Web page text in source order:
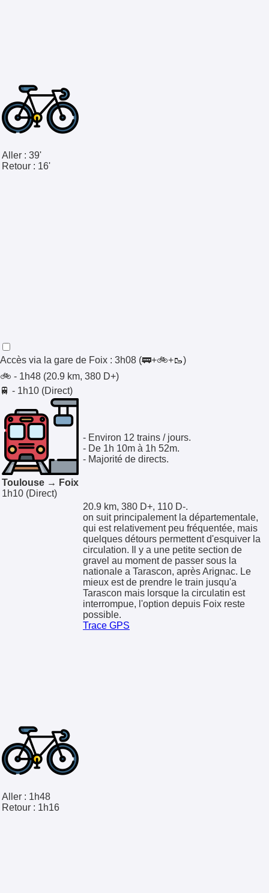
Aller : 39'
Retour : 16'
Accès via la gare de Foix : 3h08 (🚃+🚲+🥾)
🚲 - 1h48 (20.9 km, 380 D+)
🚆 - 1h10 (Direct)
Toulouse → Foix
1h10 (Direct)
- Environ 12 trains / jours.
- De 1h 10m à 1h 52m.
- Majorité de directs.
Aller : 1h48
Retour : 1h16
20.9 km, 380 D+, 110 D-.
on suit principalement la départementale,
qui est relativement peu fréquentée, mais
quelques détours permettent d'esquiver la
circulation. Il y a une petite section de
gravel au moment de passer sous la
nationale a Tarascon, après Arignac. Le
mieux est de prendre le train jusqu'a
Tarascon mais lorsque la circulatin est
interrompue, l'option depuis Foix reste
possible.
Trace GPS